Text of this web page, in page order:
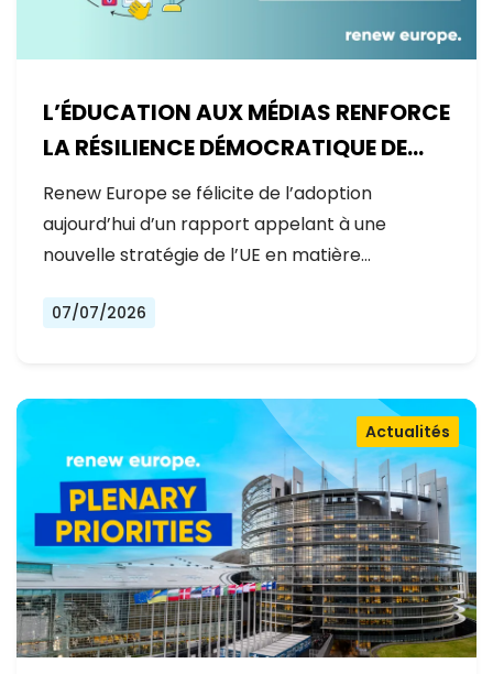
L’ÉDUCATION AUX MÉDIAS RENFORCE
LA RÉSILIENCE DÉMOCRATIQUE DE
L’EUROPE
Renew Europe se félicite de l’adoption
aujourd’hui d’un rapport appelant à une
nouvelle stratégie de l’UE en matière…
07/07/2026
Actualités